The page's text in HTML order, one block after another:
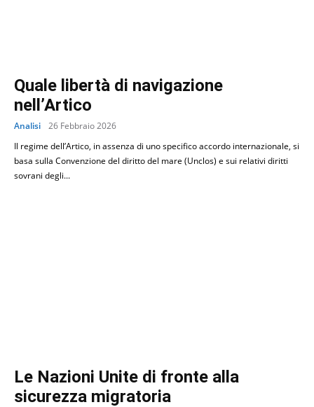
Quale libertà di navigazione
nell’Artico
Analisi
26 Febbraio 2026
Il regime dell’Artico, in assenza di uno specifico accordo internazionale, si
basa sulla Convenzione del diritto del mare (Unclos) e sui relativi diritti
sovrani degli...
Le Nazioni Unite di fronte alla
sicurezza migratoria